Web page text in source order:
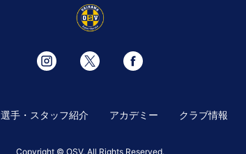
選手・スタッフ紹介 アカデミー クラブ情報
Copyright © OSV. All Rights Reserved.